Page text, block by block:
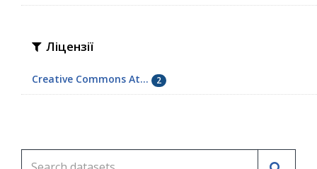
Ліцензії
Creative Commons At... 2